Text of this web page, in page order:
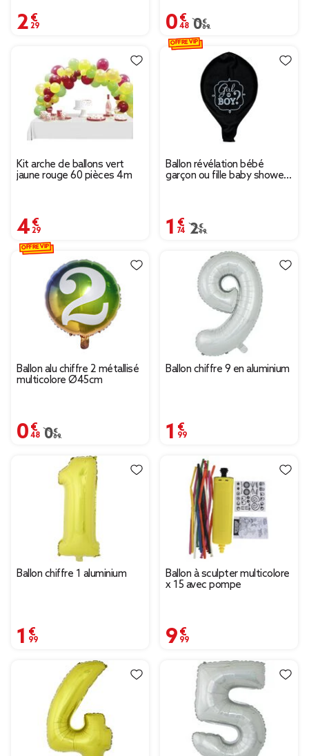
2,29 € 0,48 €
Prix remisé de 0,69 €
0,69 €
Kit arche de ballons vert
jaune rouge 60 pièces 4m
4,29 €
Ballon révélation bébé
garçon ou fille baby shower
1,74 €
Prix remisé de 2,49 €
2,49 €
OFFRE VIP
Ballon alu chiffre 2 métallisé
multicolore Ø45cm
0,48 €
Prix remisé de 0,69 € à 0,48 €
0,69 €
OFFRE VIP
Ballon chiffre 9 en aluminium
1,99 €
Ballon chiffre 1 aluminium
1,99 €
Ballon à sculpter multicolore
x 15 avec pompe
9,99 €